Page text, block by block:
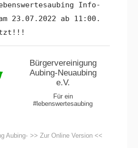
Info-
23.07.2022 ab 11:00.